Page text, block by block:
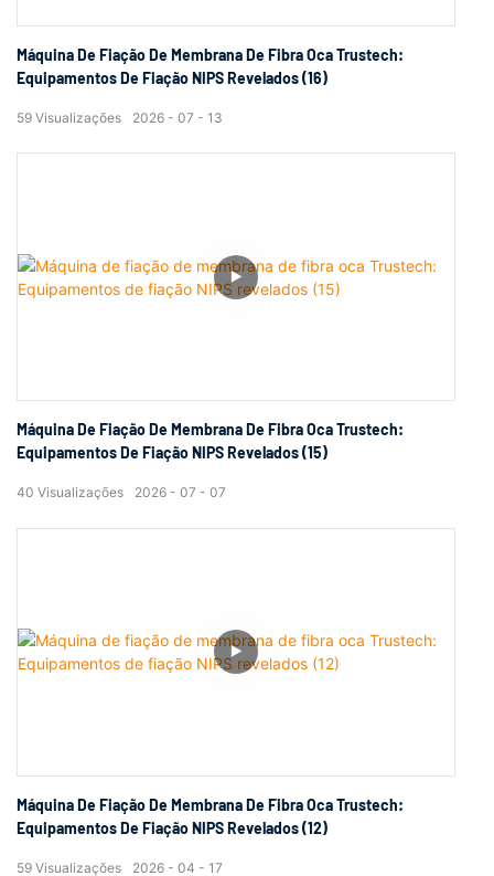
Máquina De Fiação De Membrana De Fibra Oca Trustech:
Equipamentos De Fiação NIPS Revelados (16)
2026 07 13
59 Visualizações
Máquina De Fiação De Membrana De Fibra Oca Trustech:
Equipamentos De Fiação NIPS Revelados (15)
2026 07 07
40 Visualizações
Máquina De Fiação De Membrana De Fibra Oca Trustech:
Equipamentos De Fiação NIPS Revelados (12)
2026 04 17
59 Visualizações